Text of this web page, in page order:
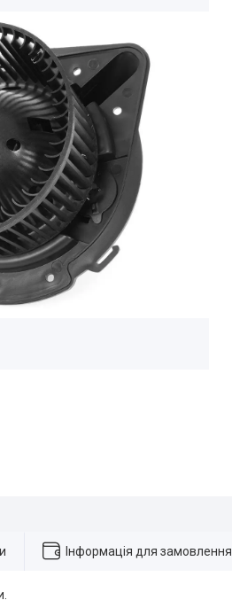
Інформація для замовлення